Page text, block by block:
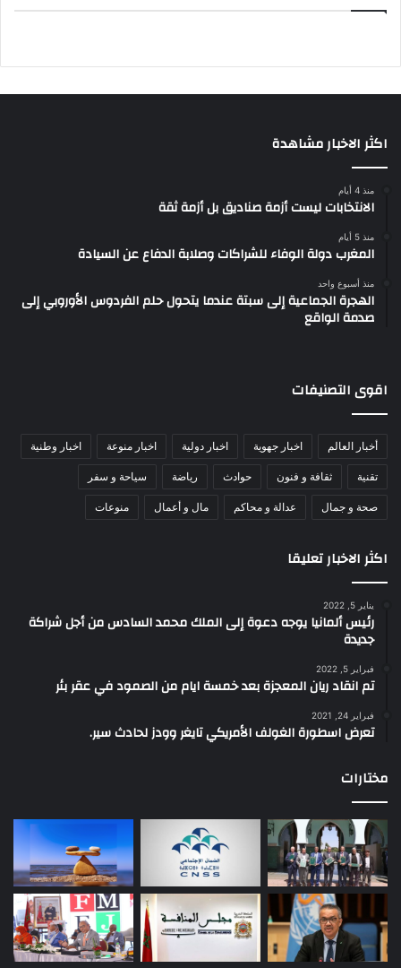
اكثر الاخبار مشاهدة
منذ 4 أيام
الانتخابات ليست أزمة صناديق بل أزمة ثقة
منذ 5 أيام
المغرب دولة الوفاء للشراكات وصلابة الدفاع عن السيادة
منذ أسبوع واحد
الهجرة الجماعية إلى سبتة عندما يتحول حلم الفردوس الأوروبي إلى
صدمة الواقع
اقوى التصنيفات
أخبار العالم اخبار جهوية اخبار دولية اخبار منوعة اخبار وطنية
تقنية ثقافة و فنون حوادث رياضة سياحة و سفر
صحة و جمال عدالة و محاكم مال و أعمال منوعات
اكثر الاخبار تعليقا
يناير 5, 2022
رئيس ألمانيا يوجه دعوة إلى الملك محمد السادس من أجل شراكة
جديدة
فبراير 5, 2022
تم انقاد ريان المعجزة بعد خمسة ايام من الصمود في عقر بئر
فبراير 24, 2021
تعرض اسطورة الغولف الأمريكي تايغر وودز لحادث سير.
مختارات